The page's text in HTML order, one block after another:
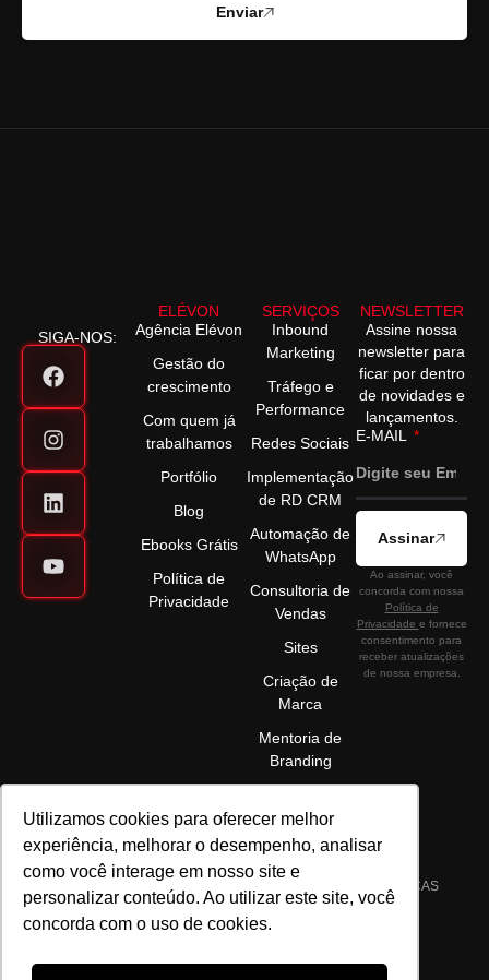
Utilizamos cookies para oferecer melhor
experiência, melhorar o desempenho, analisar
como você interage em nosso site e
personalizar conteúdo. Ao utilizar este site, você
concorda com o uso de cookies.
Enviar
SIGA-NOS:
ELÉVON
Agência Elévon
Gestão do
crescimento
Com quem já
trabalhamos
Portfólio
Blog
Ebooks Grátis
Política de
Privacidade
SERVIÇOS
Inbound
Marketing
Tráfego e
Performance
Redes Sociais
Implementação
de RD CRM
Automação de
WhatsApp
Consultoria de
Vendas
Sites
Criação de
Marca
Mentoria de
Branding
NEWSLETTER
Assine nossa
newsletter para
ficar por dentro
de novidades e
lançamentos.
E-MAIL
Assinar
Ao assinar, você
concorda com nossa
Política de
Privacidade e fornece
consentimento para
receber atualizações
de nossa empresa.
©2025 ELÉVON - MARKETING DIGITAL E GESTÃO DE MARCAS